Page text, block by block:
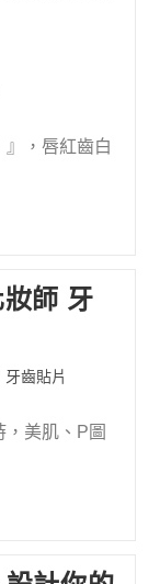
』，唇紅齒白
師 牙
牙齒貼片
美肌、P圖